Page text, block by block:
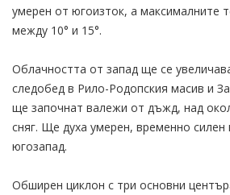
умерен от югоизток, а максималните
между 10° и 15°.
Облачността от запад ще се
следобед в Рило-Родопския масив и
ще започнат валежи от дъжд, над
сняг. Ще духа умерен, временно
югозапад.
Обширен циклон с три основни